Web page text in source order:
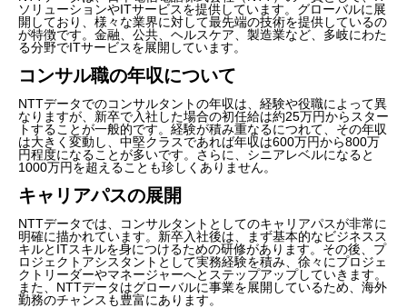
ソリューションやITサービスを提供しています。グローバルに展
開しており、様々な業界に対して最先端の技術を提供しているの
が特徴です。金融、公共、ヘルスケア、製造業など、多岐にわた
る分野でITサービスを展開しています。
コンサル職の年収について
NTTデータでのコンサルタントの年収は、経験や役職によって異
なりますが、新卒で入社した場合の初任給は約25万円からスター
トすることが一般的です。経験が積み重なるにつれて、その年収
は大きく変動し、中堅クラスであれば年収は600万円から800万
円程度になることが多いです。さらに、シニアレベルになると
1000万円を超えることも珍しくありません。
キャリアパスの展開
NTTデータでは、コンサルタントとしてのキャリアパスが非常に
明確に描かれています。新卒入社後は、まず基本的なビジネスス
キルとITスキルを身につけるための研修があります。その後、プ
ロジェクトアシスタントとして実務経験を積み、徐々にプロジェ
クトリーダーやマネージャーへとステップアップしていきます。
また、NTTデータはグローバルに事業を展開しているため、海外
勤務のチャンスも豊富にあります。